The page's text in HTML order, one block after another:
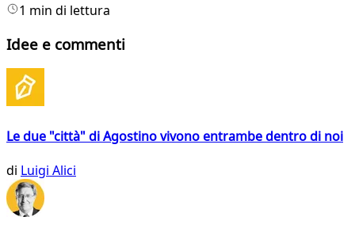
1 min di lettura
Idee e commenti
Le due "città" di Agostino vivono entrambe dentro di noi
di Luigi Alici